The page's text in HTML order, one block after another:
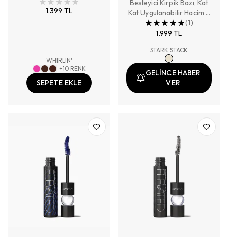
1.399 TL
WHIRLIN'
+10 RENK
SEPETE EKLE
BAZI 12 ML
Besleyici Kirpik Bazı, Kat
Kat Uygulanabilir Hacim –
Uzunluk – Kaldırma Etkisi,
Bulaşmayı Azaltır
(1)
1.999 TL
STARK STACK
GELİNCE HABER
VER